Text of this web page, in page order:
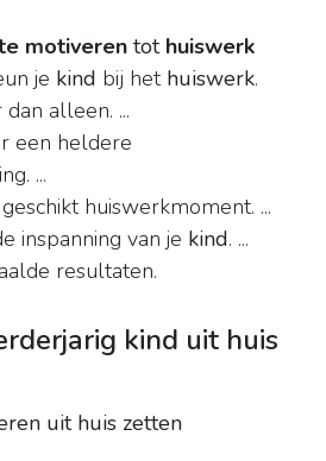
motiveren tot huiswerk
je kind bij het huiswerk.
alleen. ...
een heldere
...
huiswerkmoment. ...
inspanning van je kind. ...
resultaten.
kind uit huis
uit huis zetten